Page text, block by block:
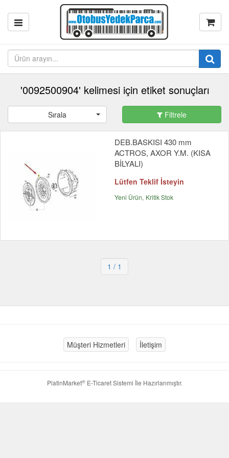
'0092500904' kelimesi için etiket sonuçları
Sırala Filtrele
DEB.BASKISI 430 mm
ACTROS, AXOR Y.M. (KISA
BİLYALI)
Lütfen Teklif İsteyin
Yeni Ürün Kritik Stok
1 / 1
Müşteri Hizmetleri İletişim
PlatinMarket®E-Ticaret Sistemi İle Hazırlanmıştır.